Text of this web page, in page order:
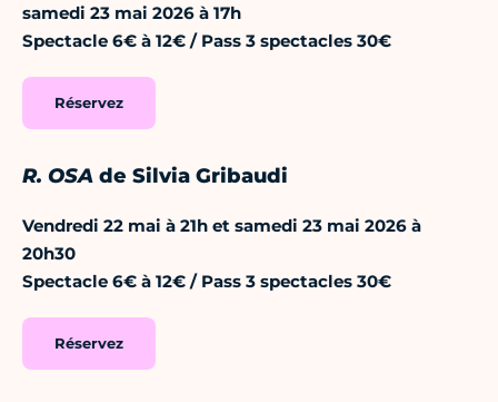
samedi 23 mai 2026 à 17h
Spectacle 6€ à 12€ / Pass 3 spectacles 30€
Réservez
R. OSA de Silvia Gribaudi
Vendredi 22 mai à 21h et samedi 23 mai 2026 à
20h30
Spectacle 6€ à 12€ / Pass 3 spectacles 30€
Réservez